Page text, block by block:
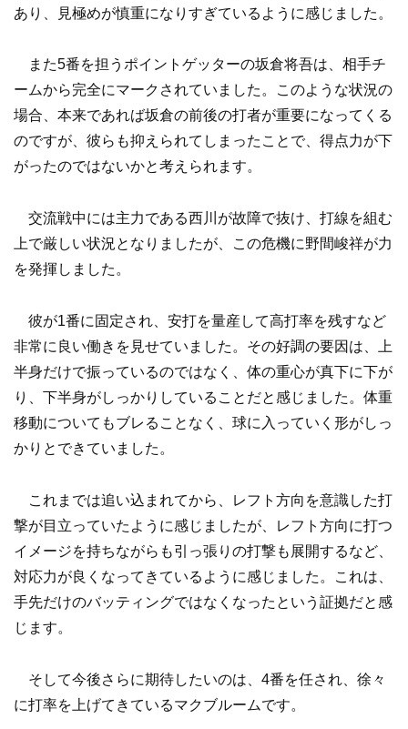
あり、見極めが慎重になりすぎているように感じました。
また5番を担うポイントゲッターの坂倉将吾は、相手チ
ームから完全にマークされていました。このような状況の
場合、本来であれば坂倉の前後の打者が重要になってくる
のですが、彼らも抑えられてしまったことで、得点力が下
がったのではないかと考えられます。
交流戦中には主力である西川が故障で抜け、打線を組む
上で厳しい状況となりましたが、この危機に野間峻祥が力
を発揮しました。
彼が1番に固定され、安打を量産して高打率を残すなど
非常に良い働きを見せていました。その好調の要因は、上
半身だけで振っているのではなく、体の重心が真下に下が
り、下半身がしっかりしていることだと感じました。体重
移動についてもブレることなく、球に入っていく形がしっ
かりとできていました。
これまでは追い込まれてから、レフト方向を意識した打
撃が目立っていたように感じましたが、レフト方向に打つ
イメージを持ちながらも引っ張りの打撃も展開するなど、
対応力が良くなってきているように感じました。これは、
手先だけのバッティングではなくなったという証拠だと感
じます。
そして今後さらに期待したいのは、4番を任され、徐々
に打率を上げてきているマクブルームです。